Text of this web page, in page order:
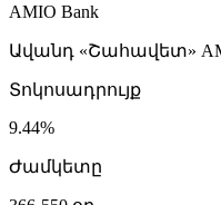
AMIO Bank
Ավանդ «Շահավետ»
Տոկոսադրույք
9.44%
Ժամկետը